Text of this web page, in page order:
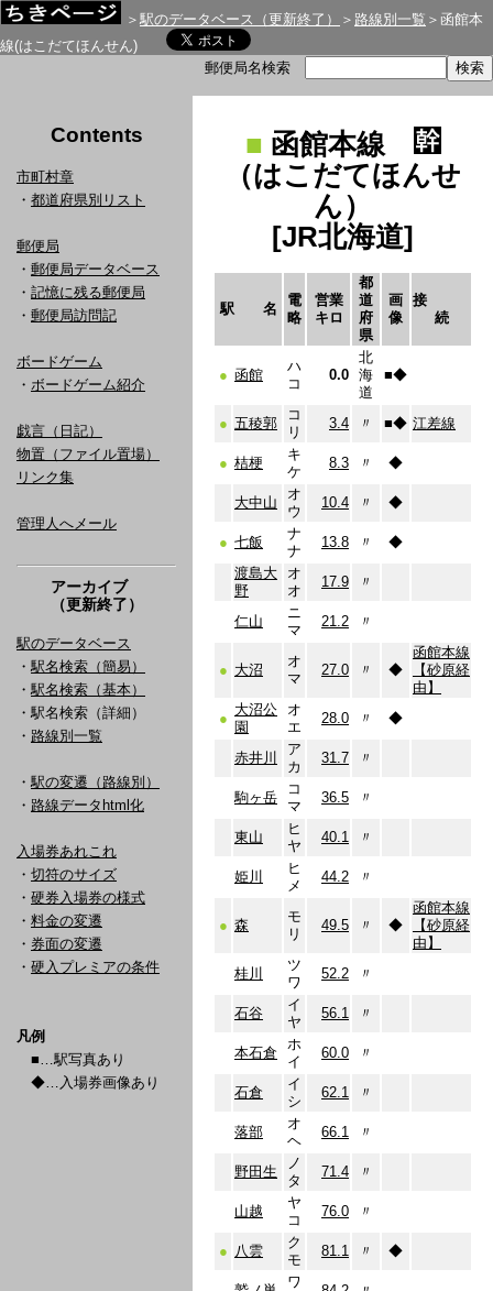
＞ 駅のデータベース（更新終了） ＞ 路線別一覧 ＞函館本
線(はこだてほんせん)
郵便局名検索
Contents
市町村章
・ 都道府県別リスト
郵便局
・ 郵便局データベース
・ 記憶に残る郵便局
・ 郵便局訪問記
ボードゲーム
・ ボードゲーム紹介
戯言（日記）
物置（ファイル置場）
リンク集
管理人へメール
アーカイブ
（更新終了）
駅のデータベース
・ 駅名検索（簡易）
・ 駅名検索（基本）
・駅名検索（詳細）
・ 路線別一覧
・ 駅の変遷（路線別）
・ 路線データhtml化
入場券あれこれ
・ 切符のサイズ
・ 硬券入場券の様式
・ 料金の変遷
・ 券面の変遷
・ 硬入プレミアの条件
凡例
■…駅写真あり
◆…入場券画像あり
■ 函館本線
（はこだてほんせ
ん）
[JR北海道]
駅 名
電
略
営業
キロ
都
道
府
県
画
像
接
続
● 函館
ハ
コ
0.0
北
海
道
■◆
● 五稜郭
コ
リ
3.4 〃 ■◆ 江差線
● 桔梗
キ
ケ
8.3 〃 ◆
大中山
オ
ウ
10.4 〃 ◆
● 七飯
ナ
ナ
13.8 〃
◆
渡島大
野
オ
オ
17.9 〃
仁山
ニ
マ
21.2 〃
● 大沼
オ
マ
27.0 〃 ◆
函館本線
【砂原経
由】
●
大沼公
園
オ
エ
28.0 〃 ◆
赤井川
ア
カ
31.7 〃
駒ヶ岳
コ
マ
36.5 〃
東山
ヒ
ヤ
40.1 〃
姫川
ヒ
メ
44.2 〃
● 森
モ
リ
49.5 〃 ◆
函館本線
【砂原経
由】
桂川
ツ
ワ
52.2 〃
石谷
イ
ヤ
56.1 〃
本石倉
ホ
イ
60.0 〃
石倉
イ
シ
62.1 〃
落部
オ
ヘ
66.1 〃
野田生
ノ
タ
71.4 〃
山越
ヤ
コ
76.0 〃
● 八雲
ク
モ
81.1 〃 ◆
ワ